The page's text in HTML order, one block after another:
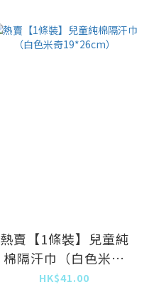
熱賣【1條裝】兒童純
棉隔汗巾（白色米奇
19*26cm）
HK$41.00